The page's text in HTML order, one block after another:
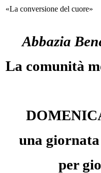
«La conversione del cuore»
Abbazia
La comunità
una
per